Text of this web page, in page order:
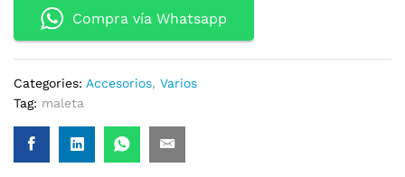
BLACK
quantity
Compra vía Whatsapp
Categories: Accesorios, Varios
Tag: maleta